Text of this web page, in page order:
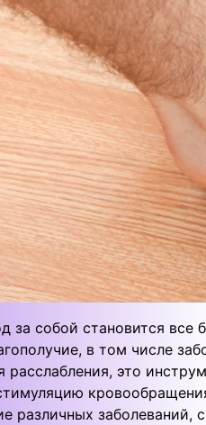
за собой становится все
в том числе
расслабления, это
различных заболеваний,